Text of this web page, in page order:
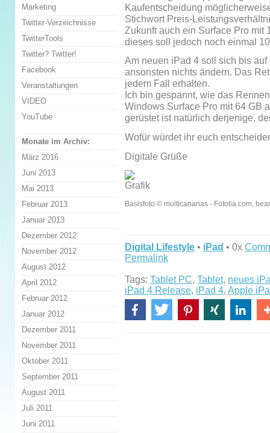
Kaufentscheidung
Stichwort Preis-
Zukunft auch ein Surface Pro mit
dieses soll jedoch noch einmal
Am neuen iPad 4 soll sich bis
ansonsten nichts ändern. Das
jedem Fall erhalten.
Ich bin gespannt, wie das
Windows Surface Pro mit 64 GB
gerüstet ist natürlich derjenige,
Wofür würdet ihr euch
Digitale Grüße
Basisfoto © multicanarias - Fotolia.com,
Digital Lifestyle • iPad • 0x
Permalink
Tags: Tablet PC, Tablet, neues
iPad 4 Release, iPad 4, Apple
Marketing
Twitter-Verzeichnisse
TwitterTools
Twitter? Twitter!
Facebook
Veranstaltungen
VIDEO
YouTube
Monate im Archiv:
März 2016
Juni 2013
Mai 2013
Februar 2013
Januar 2013
Dezember 2012
November 2012
August 2012
April 2012
Februar 2012
Januar 2012
Dezember 2011
November 2011
Oktober 2011
September 2011
August 2011
Juli 2011
Juni 2011